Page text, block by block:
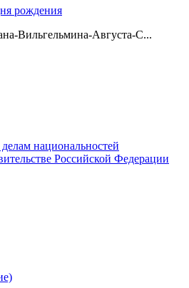
рождения
Вильгельмина-Августа-С...
национальностей
Российской Федерации